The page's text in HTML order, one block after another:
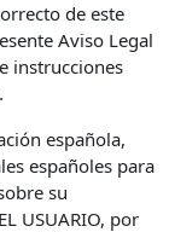
de este
Aviso Legal
instrucciones
española,
españoles para
su
USUARIO, por